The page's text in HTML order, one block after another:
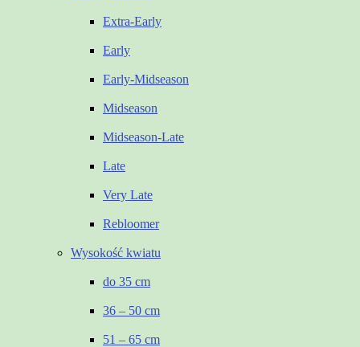
Extra-Early
Early
Early-Midseason
Midseason
Midseason-Late
Late
Very Late
Rebloomer
Wysokość kwiatu
do 35 cm
36 – 50 cm
51 – 65 cm